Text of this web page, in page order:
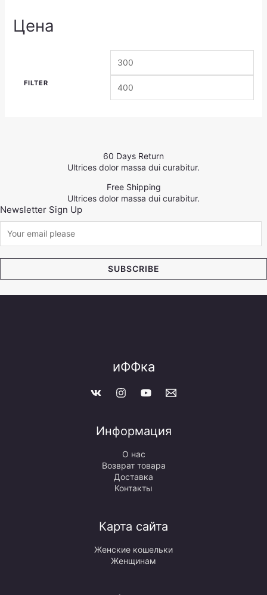
Цена
FILTER
60 Days Return
Ultrices dolor massa dui curabitur.
Free Shipping
Ultrices dolor massa dui curabitur.
Newsletter Sign Up
SUBSCRIBE
иФФка
Информация
О нас
Возврат товара
Доставка
Контакты
Карта сайта
Женские кошельки
Женщинам